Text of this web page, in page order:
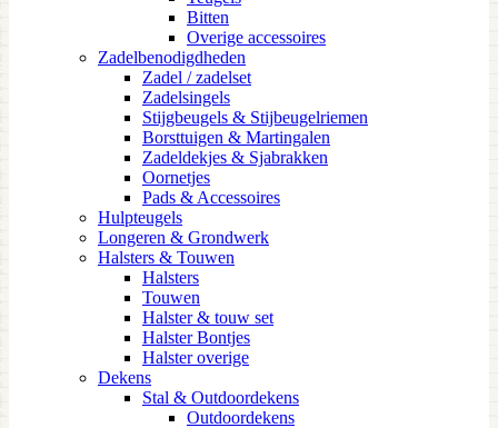
Bitten
Overige accessoires
Zadelbenodigdheden
Zadel / zadelset
Zadelsingels
Stijgbeugels & Stijbeugelriemen
Borsttuigen & Martingalen
Zadeldekjes & Sjabrakken
Oornetjes
Pads & Accessoires
Hulpteugels
Longeren & Grondwerk
Halsters & Touwen
Halsters
Touwen
Halster & touw set
Halster Bontjes
Halster overige
Dekens
Stal & Outdoordekens
Outdoordekens